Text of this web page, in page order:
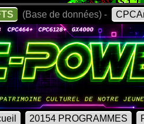
(Base de données) -
20154 PROGRAMMES